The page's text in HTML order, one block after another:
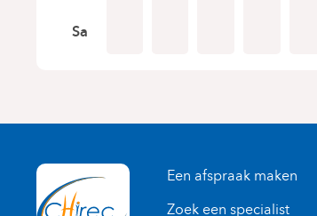
Sa
Een afspraak maken
Zoek een specialist